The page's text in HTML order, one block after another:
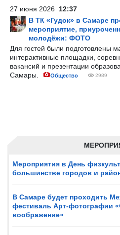
Мероприятия в День
большинстве городов и
В Самаре будет проходить
фестиваль Арт-фотографии
воображение»
27 июня 2026 12:37
В ТК «Гудок» в Самаре
мероприятие,
молодёжи: ФОТО
Для гостей были подготовлены
интерактивные площадки,
вакансий и презентации
Самары.
Общество 2989